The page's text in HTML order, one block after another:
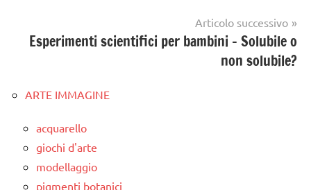
Articolo successivo
Esperimenti scientifici per bambini – Solubile o
non solubile?
ARTE IMMAGINE
acquarello
giochi d'arte
modellaggio
pigmenti botanici